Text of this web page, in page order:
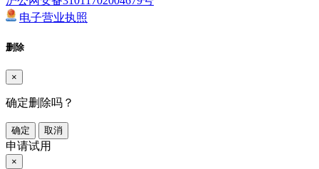
电子营业执照
删除
×
确定删除吗？
确定 取消
申请试用
×